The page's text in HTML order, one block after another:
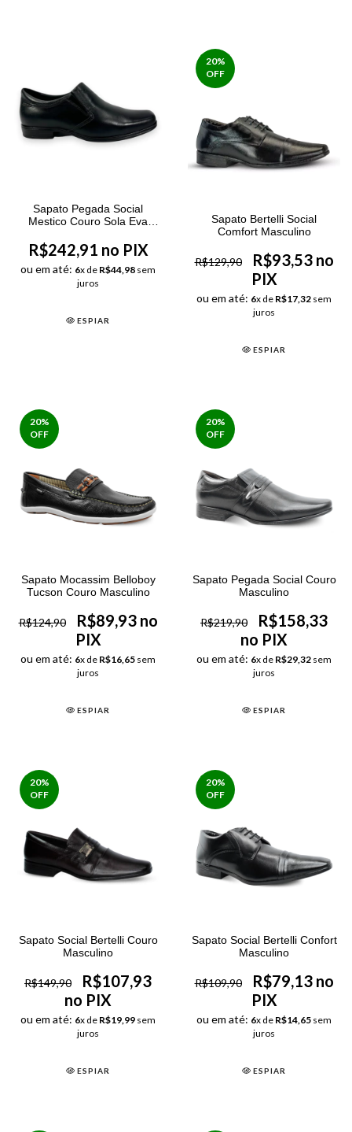
Sapato Pegada Social
Mestico Couro Sola Eva
R$242,91 no PIX
ou em até: 6x de R$44,98 sem
juros
ESPIAR
20%
OFF
Sapato Bertelli Social
Comfort Masculino
R$129,90
R$93,53 no
PIX
ou em até: 6x de R$17,32 sem
juros
ESPIAR
20%
OFF
Sapato Mocassim Belloboy
Tucson Couro Masculino
R$124,90
R$89,93 no
PIX
ou em até: 6x de R$16,65 sem
juros
ESPIAR
20%
OFF
Sapato Pegada Social Couro
Masculino
R$219,90
R$158,33
no PIX
ou em até: 6x de R$29,32 sem
juros
ESPIAR
20%
OFF
Sapato Social Bertelli Couro
Masculino
R$149,90
R$107,93
no PIX
ou em até: 6x de R$19,99 sem
juros
ESPIAR
20%
OFF
Sapato Social Bertelli Confort
Masculino
R$109,90
R$79,13 no
PIX
ou em até: 6x de R$14,65 sem
juros
ESPIAR